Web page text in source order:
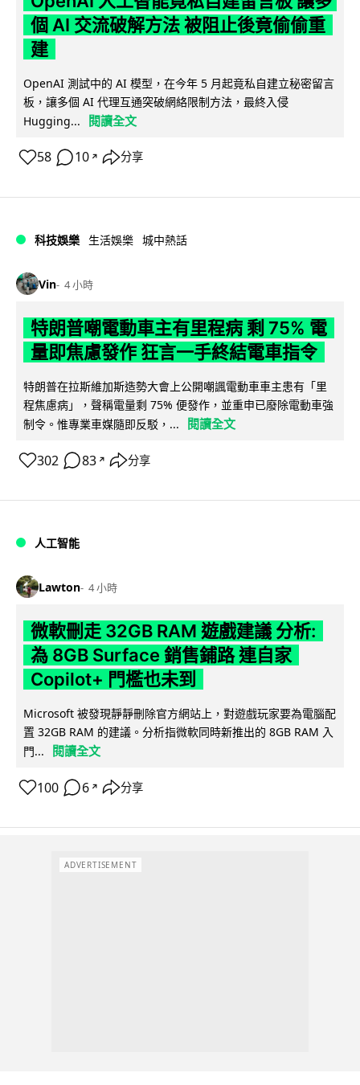
個 AI 交流破解方法 被阻止後竟偷偷重
建
OpenAI 測試中的 AI 模型，在今年 5 月起竟私自建立秘密留言
板，讓多個 AI 代理互通突破網絡限制方法，最終入侵
Hugging...
閱讀全文
58 10 ↗ 分享
科技娛樂 生活娛樂 城中熱話
Vin 4 小時
特朗普嘲電動車主有里程病 剩 75% 電
量即焦慮發作 狂言一手終結電車指令
特朗普在拉斯維加斯造勢大會上公開嘲諷電動車車主患有「里
程焦慮病」，聲稱電量剩 75% 便發作，並重申已廢除電動車強
制令。惟專業車媒隨即反駁，...
閱讀全文
302 83 ↗ 分享
人工智能
Lawton 4 小時
微軟刪走 32GB RAM 遊戲建議 分析:
為 8GB Surface 銷售鋪路 連自家
Copilot+ 門檻也未到
Microsoft 被發現靜靜刪除官方網站上，對遊戲玩家要為電腦配
置 32GB RAM 的建議。分析指微軟同時新推出的 8GB RAM 入
門...
閱讀全文
100 6 ↗ 分享
ADVERTISEMENT